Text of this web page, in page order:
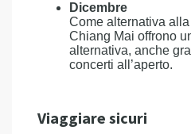
Dicembre
Come alternativa
Chiang Mai offrono
alternativa, anche
concerti all’aperto.
Viaggiare sicuri